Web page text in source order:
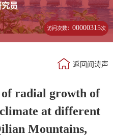
究员
访问次数：00000315次
返回闻涛声
radial growth of
at different
Mountains,